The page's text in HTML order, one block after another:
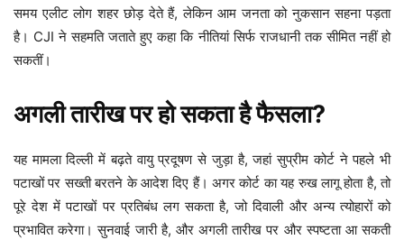
समय एलीट लोग शहर छोड़ देते हैं, लेकिन आम जनता को नुकसान सहना पड़ता
है। CJI ने सहमति जताते हुए कहा कि नीतियां सिर्फ राजधानी तक सीमित नहीं हो
सकतीं।
अगली तारीख पर हो सकता है फैसला?
यह मामला दिल्ली में बढ़ते वायु प्रदूषण से जुड़ा है, जहां सुप्रीम कोर्ट ने पहले भी
पटाखों पर सख्ती बरतने के आदेश दिए हैं। अगर कोर्ट का यह रुख लागू होता है, तो
पूरे देश में पटाखों पर प्रतिबंध लग सकता है, जो दिवाली और अन्य त्योहारों को
प्रभावित करेगा। सुनवाई जारी है, और अगली तारीख पर और स्पष्टता आ सकती